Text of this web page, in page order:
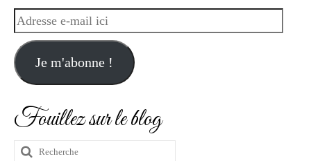
Adresse
mail
ici
Je m'abonne !
Fouillez sur le blog
Rechercher